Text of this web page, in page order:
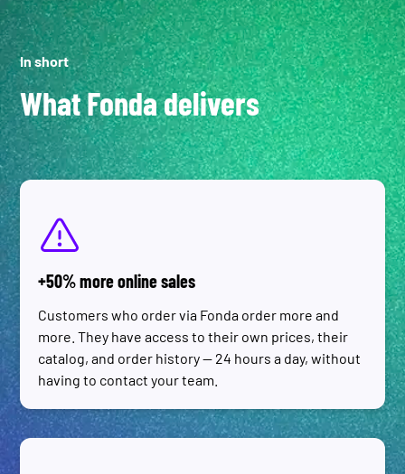
In short
What Fonda delivers
+50% more online sales
Customers who order via Fonda order more and
more. They have access to their own prices, their
catalog, and order history — 24 hours a day, without
having to contact your team.